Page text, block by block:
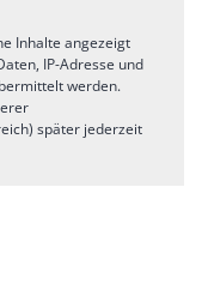
Inhalte angezeigt
IP-Adresse und
werden.
später jederzeit